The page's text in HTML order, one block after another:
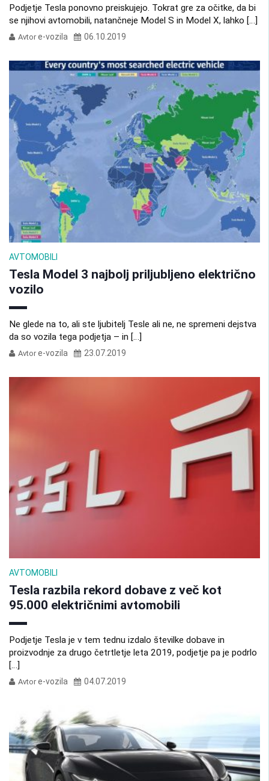
Podjetje Tesla ponovno preiskujejo. Tokrat gre za očitke, da bi
se njihovi avtomobili, natančneje Model S in Model X, lahko […]
Avtor e-vozila 06.10.2019
AVTOMOBILI
Tesla Model 3 najbolj priljubljeno električno
vozilo
Ne glede na to, ali ste ljubitelj Tesle ali ne, ne spremeni dejstva
da so vozila tega podjetja – in […]
Avtor e-vozila 23.07.2019
AVTOMOBILI
Tesla razbila rekord dobave z več kot
95.000 električnimi avtomobili
Podjetje Tesla je v tem tednu izdalo številke dobave in
proizvodnje za drugo četrtletje leta 2019, podjetje pa je podrlo
[…]
Avtor e-vozila 04.07.2019